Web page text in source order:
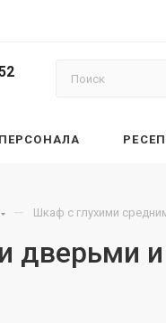
— Шкаф с глухими